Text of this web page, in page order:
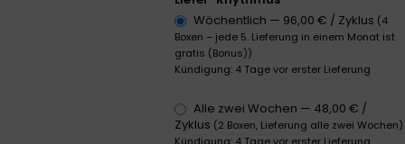
Wöchentlich — 96,00€ / Zyklus (4
Boxen – jede 5. Lieferung in einem Monat ist
gratis (Bonus))
Kündigung: 4 Tage vor erster Lieferung
Alle zwei Wochen — 48,00€ /
Zyklus (2 Boxen, Lieferung alle zwei Wochen)